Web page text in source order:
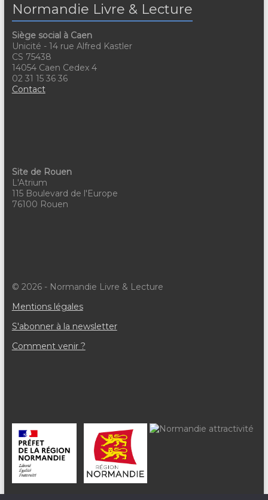
Normandie Livre & Lecture
Siège social à Caen
Unicité - 14 rue Alfred Kastler
CS 75438
14054 Caen Cedex 4
02 31 15 36 36
Contact
Site de Rouen
L'Atrium
115 Boulevard de l'Europe
76100 Rouen
© 2026 - Normandie Livre & Lecture
Mentions légales
S'abonner à la newsletter
Comment venir ?